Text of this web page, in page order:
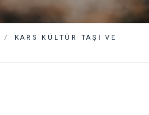
KARS KÜLTÜR TAŞI VE